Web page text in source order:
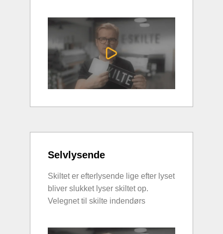
Selvlysende
Skiltet er efterlysende lige efter lyset
bliver slukket lyser skiltet op.
Velegnet til skilte indendørs